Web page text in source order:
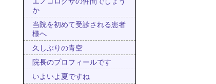
か
当院を初めて受診される患者
様へ
久しぶりの青空
院長のプロフィールです
いよいよ夏ですね